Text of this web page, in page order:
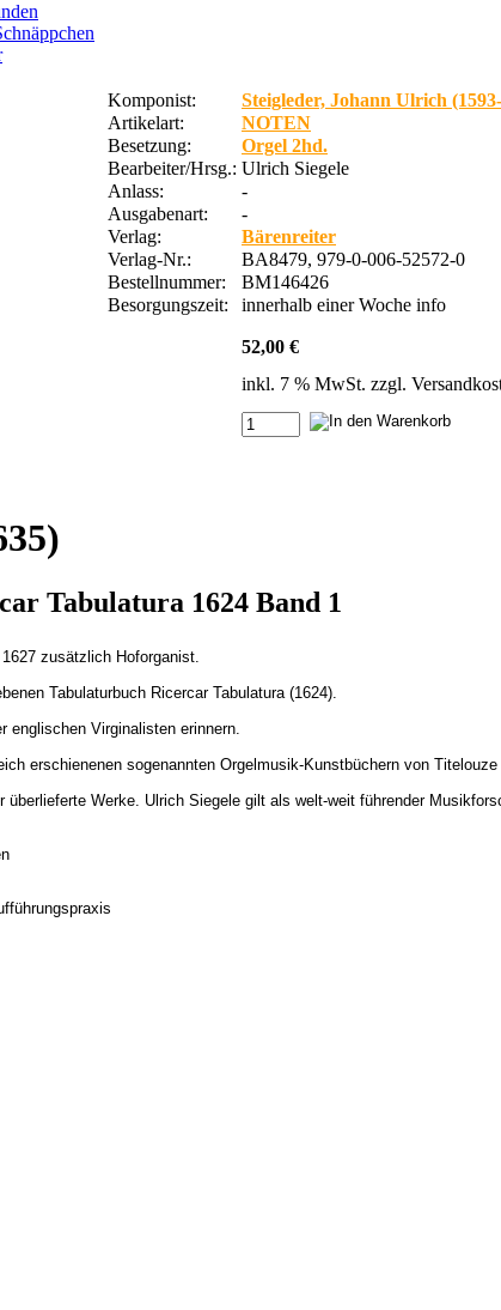
Komponist:
Steigleder, Johann Ulrich
Artikelart:
NOTEN
Besetzung:
Orgel 2hd.
Bearbeiter/Hrsg.: Ulrich Siegele
Anlass:
-
Ausgabenart:
-
Verlag:
Bärenreiter
Verlag-Nr.:
BA8479, 979-0-006-52572-0
Bestellnummer:
BM146426
Besorgungszeit:
innerhalb einer Woche info
52,00 €
inkl. 7 % MwSt. zzgl.
Tabulatura 1624 Band 1
zusätzlich Hoforganist.
Tabulaturbuch Ricercar Tabulatura (1624).
englischen Virginalisten erinnern.
erschienenen sogenannten Orgelmusik-Kunstbüchern von
Werke. Ulrich Siegele gilt als welt-weit führender